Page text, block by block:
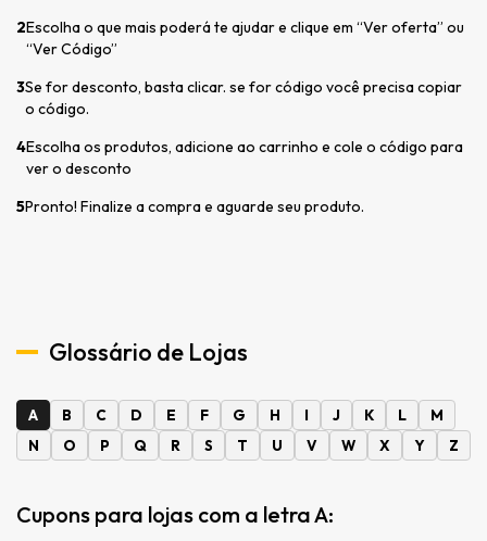
2Escolha o que mais poderá te ajudar e clique em “Ver oferta” ou
“Ver Código”
3Se for desconto, basta clicar. se for código você precisa copiar
o código.
4Escolha os produtos, adicione ao carrinho e cole o código para
ver o desconto
5Pronto! Finalize a compra e aguarde seu produto.
Glossário de Lojas
A B C D E F G H I J K L
M
N
O P Q R S T U V W X Y Z
Cupons para lojas com a letra A: